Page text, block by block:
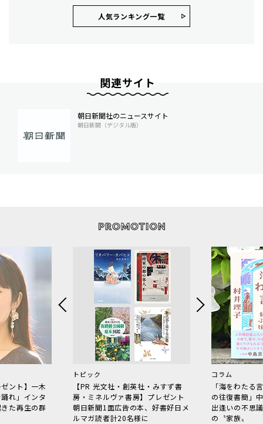
人気ランキング⼀覧
関連サイト
朝日新聞社のニュースサイト
朝日新聞（デジタル版）
ント】一木
れ」インタ
た再生の群
トピック
【PR 光文社・創英社・みすず書
房・ミネルヴァ書房】プレゼント
朝日新聞1面広告の本、好書好日メ
ルマガ読者計20名様に
コラム
「海をわた
の往復書簡」
出逢いの不思
の〝家族〟